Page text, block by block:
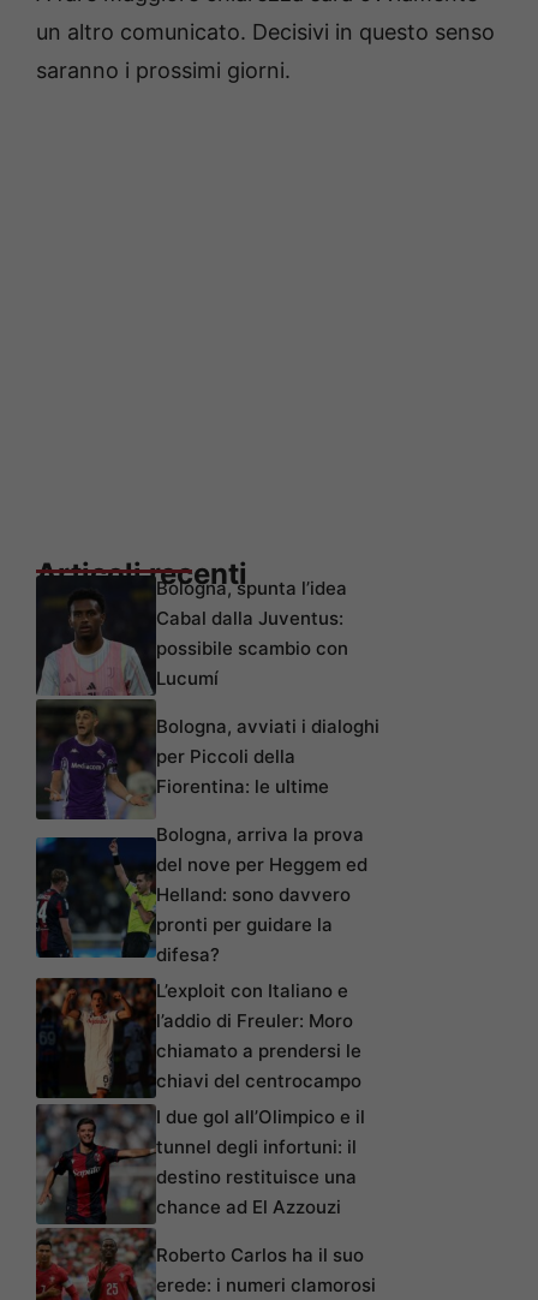
un altro comunicato. Decisivi in questo senso
saranno i prossimi giorni.
Articoli recentiBologna, spunta l’idea
Cabal dalla Juventus:
possibile scambio con
Lucumí
Bologna, avviati i dialoghi
per Piccoli della
Fiorentina: le ultime
Bologna, arriva la prova
del nove per Heggem ed
Helland: sono davvero
pronti per guidare la
difesa?
L’exploit con Italiano e
l’addio di Freuler: Moro
chiamato a prendersi le
chiavi del centrocampo
I due gol all’Olimpico e il
tunnel degli infortuni: il
destino restituisce una
chance ad El Azzouzi
Roberto Carlos ha il suo
erede: i numeri clamorosi